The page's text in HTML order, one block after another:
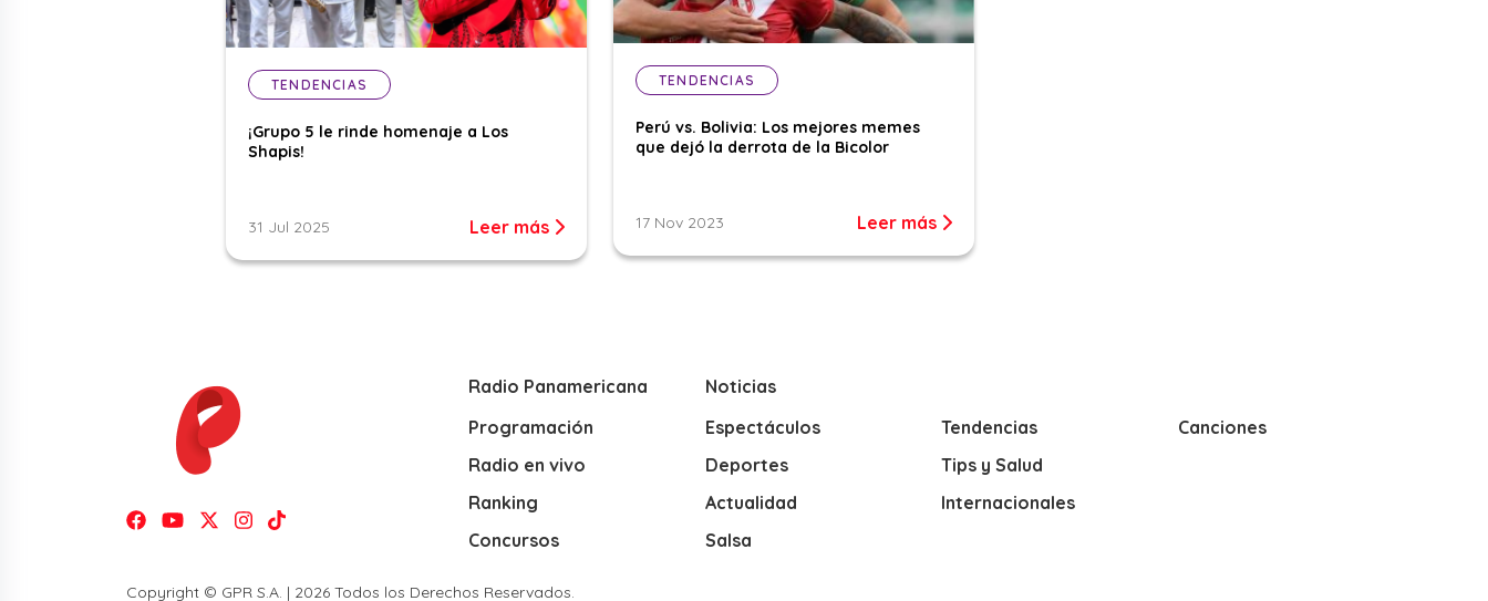
TENDENCIAS
¡Grupo 5 le rinde homenaje a Los
Shapis!
31 Jul 2025 Leer más
TENDENCIAS
Perú vs. Bolivia: Los mejores memes
que dejó la derrota de la Bicolor
17 Nov 2023 Leer más
Radio Panamericana
Programación
Radio en vivo
Ranking
Concursos
Noticias
Espectáculos
Deportes
Actualidad
Salsa
Tendencias
Tips y Salud
Internacionales
Canciones
Copyright © GPR S.A. | 2026 Todos los Derechos Reservados.